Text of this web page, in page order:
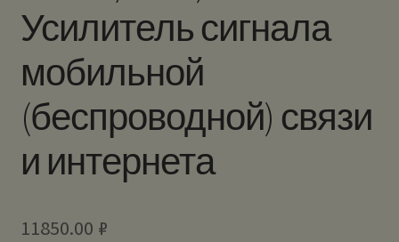
Усилитель сигнала
мобильной
(беспроводной) связи
и интернета
11850.00 ₽